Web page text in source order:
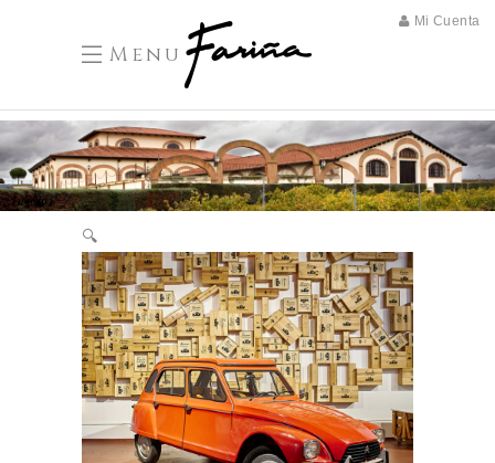
Menu
Mi Cuenta
Inicio/
Enoturismo/ Visita "Descubriendo Fariña"
🔍